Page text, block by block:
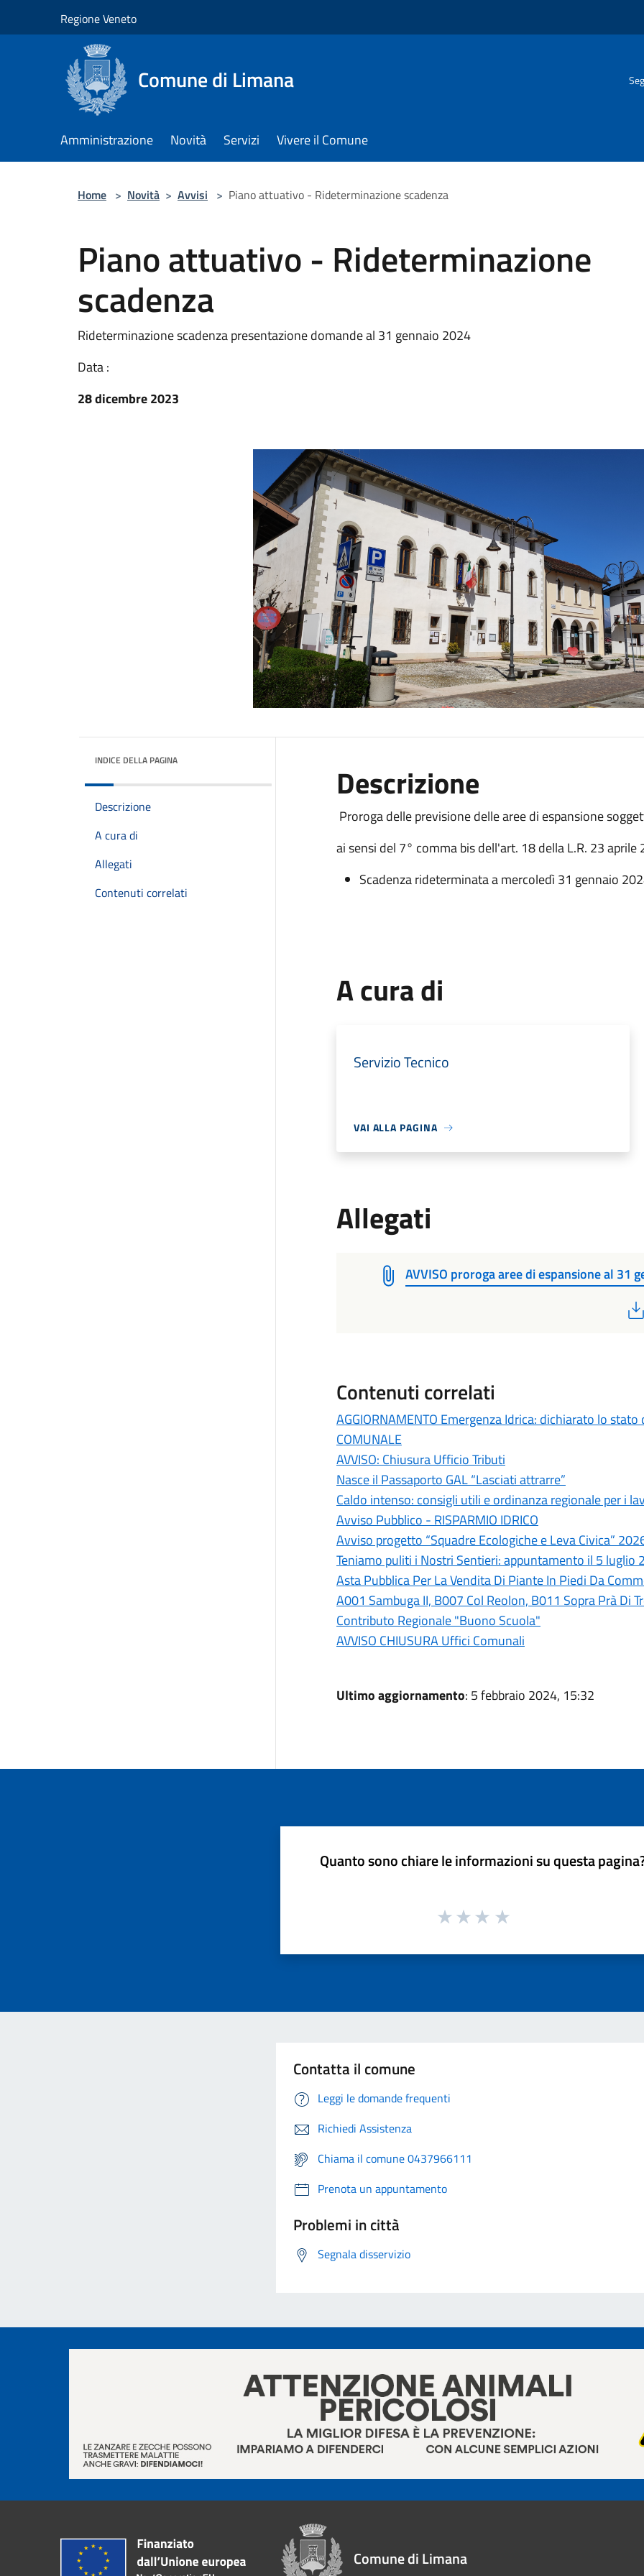
Regione Veneto
Comune di Limana
Amministrazione Novità Servizi Vivere il Comune
Home > Novità > Avvisi > Piano attuativo - Rideterminazione scadenza
Piano attuativo - Rideterminazione
scadenza
Rideterminazione scadenza presentazione domande al 31 gennaio 2024
Data :
28 dicembre 2023
INDICE DELLA PAGINA
Descrizione
A cura di
Allegati
Contenuti correlati
Descrizione
Proroga delle previsione delle aree di espansione
ai sensi del 7° comma bis dell'art. 18 della L.R. 23 aprile
Scadenza rideterminata a mercoledì 31 gennaio
A cura di
Servizio Tecnico
VAI ALLA PAGINA
Allegati
AVVISO proroga aree di espansione al 31
Contenuti correlati
AGGIORNAMENTO Emergenza Idrica: dichiarato lo stato
COMUNALE
AVVISO: Chiusura Ufficio Tributi
Nasce il Passaporto GAL “Lasciati attrarre”
Caldo intenso: consigli utili e ordinanza regionale per i
Avviso Pubblico - RISPARMIO IDRICO
Avviso progetto “Squadre Ecologiche e Leva Civica”
Teniamo puliti i Nostri Sentieri: appuntamento il 5 luglio
Asta Pubblica Per La Vendita Di Piante In Piedi Da
A001 Sambuga II, B007 Col Reolon, B011 Sopra Prà Di
Contributo Regionale "Buono Scuola"
AVVISO CHIUSURA Uffici Comunali
Ultimo aggiornamento: 5 febbraio 2024, 15:32
Quanto sono chiare le informazioni su questa
Contatta il comune
Leggi le domande frequenti
Richiedi Assistenza
Chiama il comune 0437966111
Prenota un appuntamento
Problemi in città
Segnala disservizio
Comune di Limana